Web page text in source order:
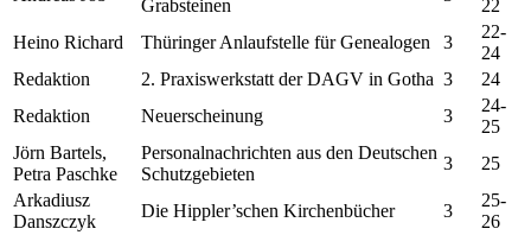
Grabsteinen
22
Heino Richard
Thüringer Anlaufstelle für Genealogen 3
22-
24
Redaktion
2. Praxiswerkstatt der DAGV in Gotha 3
24
Redaktion
Neuerscheinung 3
24-
25
Jörn Bartels,
Petra Paschke
Personalnachrichten aus den Deutschen
Schutzgebieten
3
25
Arkadiusz
Danszczyk
Die Hippler’schen Kirchenbücher 3
25-
26